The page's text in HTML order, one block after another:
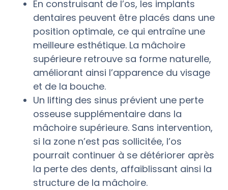
En construisant de l’os, les implants
dentaires peuvent être placés dans une
position optimale, ce qui entraîne une
meilleure esthétique. La mâchoire
supérieure retrouve sa forme naturelle,
améliorant ainsi l’apparence du visage
et de la bouche.
Un lifting des sinus prévient une perte
osseuse supplémentaire dans la
mâchoire supérieure. Sans intervention,
si la zone n’est pas sollicitée, l’os
pourrait continuer à se détériorer après
la perte des dents, affaiblissant ainsi la
structure de la mâchoire.